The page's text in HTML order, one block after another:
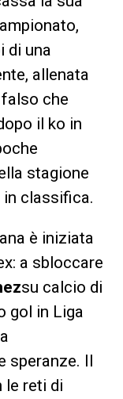
di una
allenata
che
il ko in
stagione
in classifica.
è iniziata
a sbloccare
su calcio di
gol in Liga
speranze. Il
le reti di